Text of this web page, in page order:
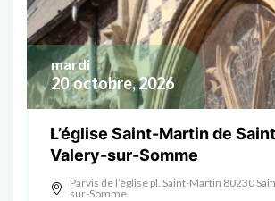
20 octobre, 2026
mardi
L’église Saint-Martin de
Valery-sur-Somme
Parvis de l’église pl. Saint-Martin 80230
sur-Somme